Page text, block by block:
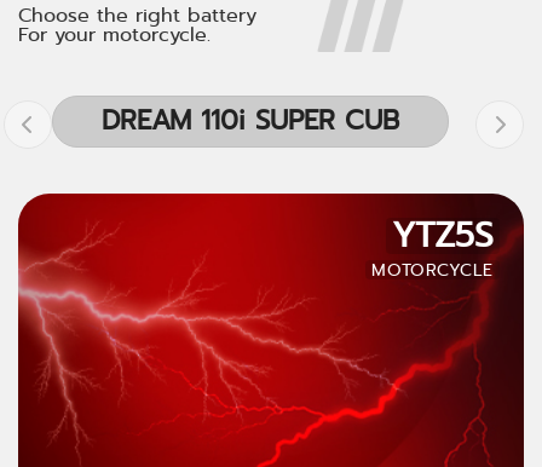
Choose the right battery
For your motorcycle.
DREAM 110i SUPER CUB
YTZ5S
MOTORCYCLE